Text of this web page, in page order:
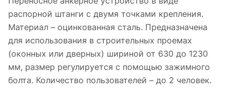
распорной штанги с двумя точками крепления.
Материал – оцинкованная сталь. Предназначена
для использования в строительных проемах
(оконных или дверных) шириной от 630 до 1230
мм, размер регулируется с помощью зажимного
болта. Количество пользователей – до 2 человек.